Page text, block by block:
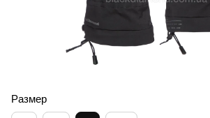
Размер